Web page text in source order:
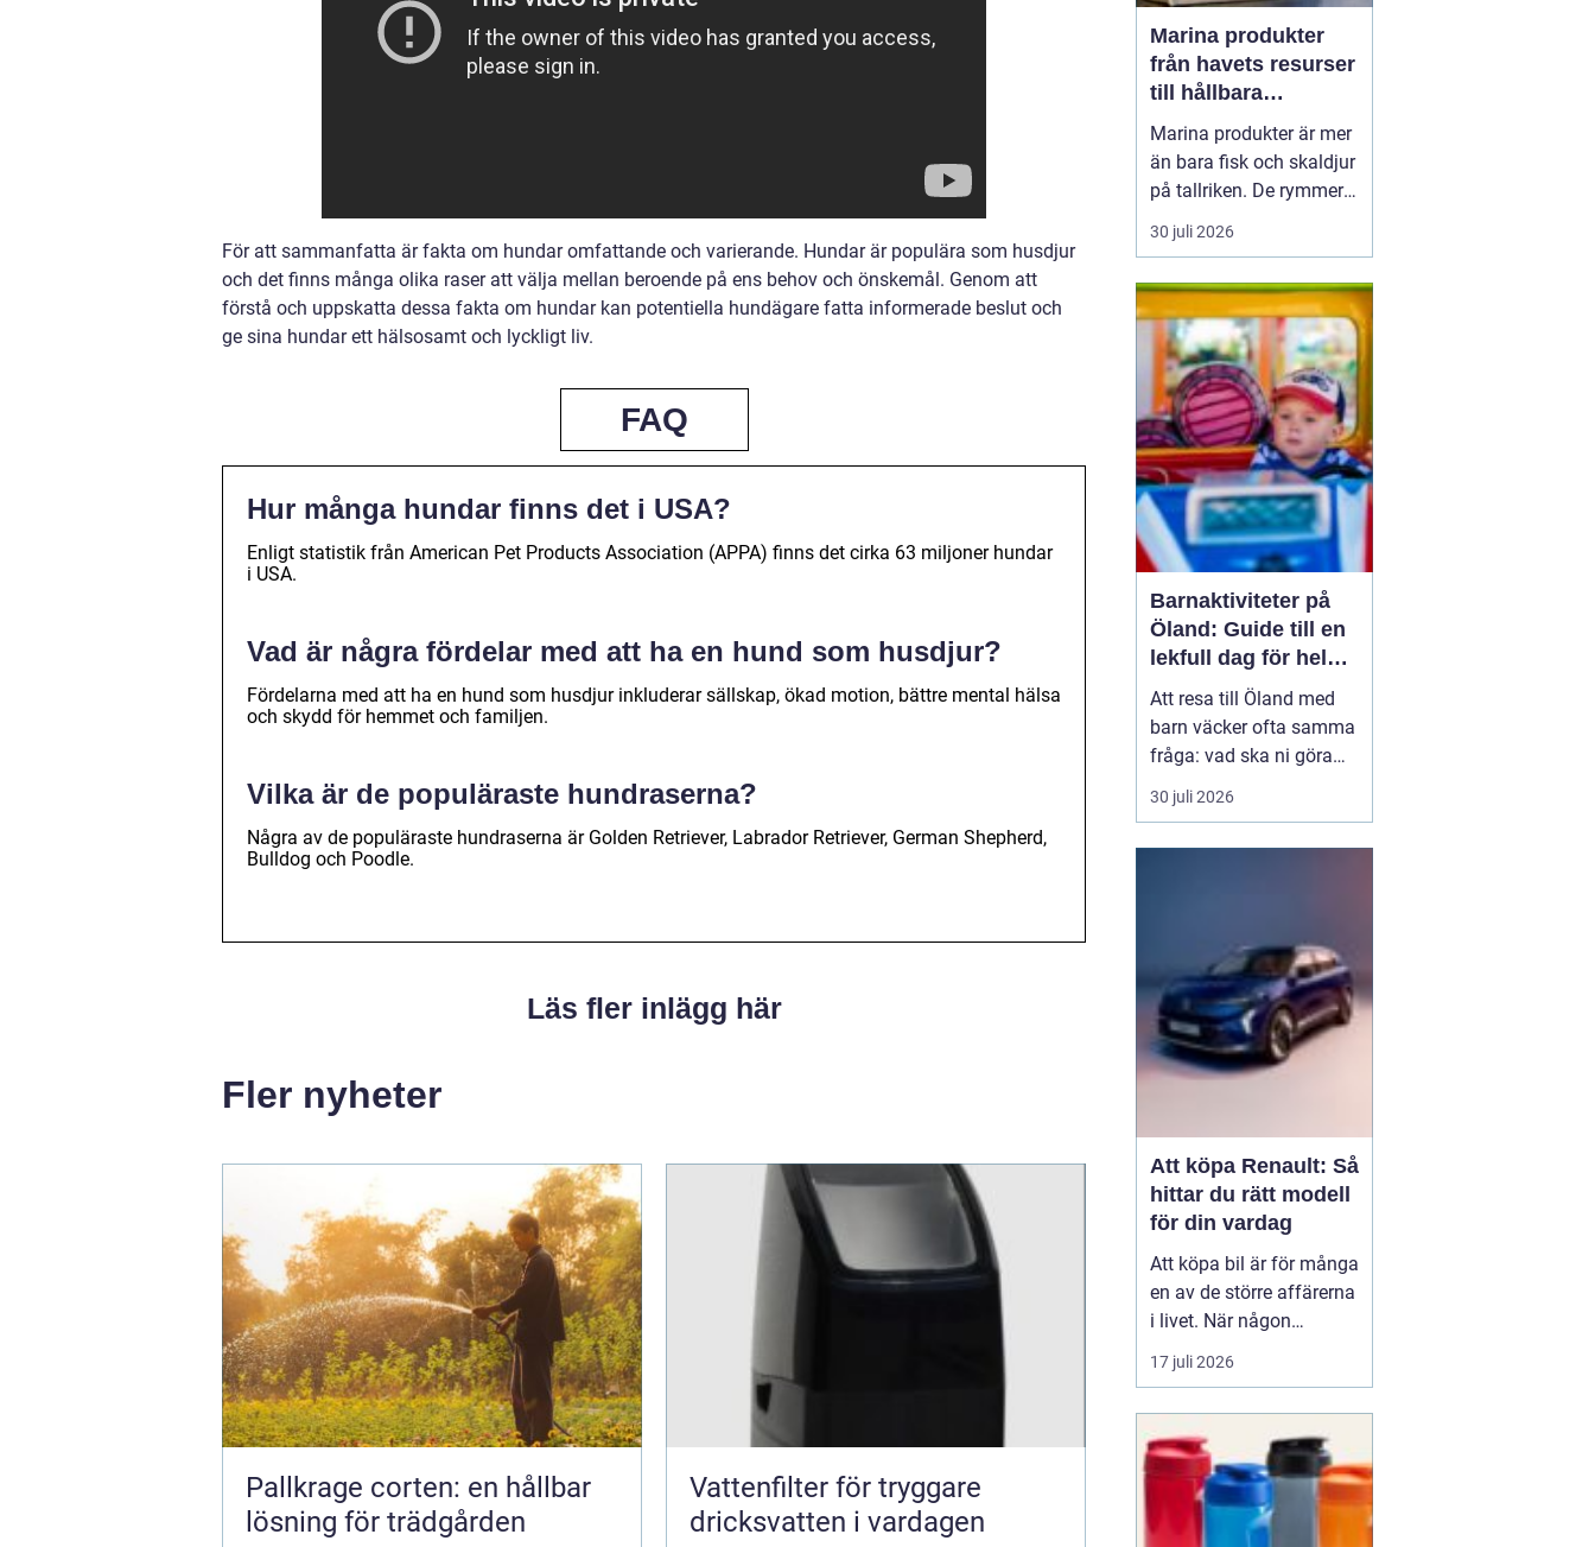
För att sammanfatta är fakta om hundar omfattande och varierande. Hundar är populära som husdjur
och det finns många olika raser att välja mellan beroende på ens behov och önskemål. Genom att
förstå och uppskatta dessa fakta om hundar kan potentiella hundägare fatta informerade beslut och
ge sina hundar ett hälsosamt och lyckligt liv.
FAQ
Hur många hundar finns det i USA?
Enligt statistik från American Pet Products Association (APPA) finns det cirka 63 miljoner hundar
i USA.
Vad är några fördelar med att ha en hund som husdjur?
Fördelarna med att ha en hund som husdjur inkluderar sällskap, ökad motion, bättre mental hälsa
och skydd för hemmet och familjen.
Vilka är de populäraste hundraserna?
Några av de populäraste hundraserna är Golden Retriever, Labrador Retriever, German Shepherd,
Bulldog och Poodle.
Läs fler inlägg här
Fler nyheter
Pallkrage corten: en hållbar
lösning för trädgården
Vattenfilter för tryggare
dricksvatten i vardagen
Marina produkter
från havets resurser
till hållbara
upplevelser
Marina produkter är mer
än bara fisk och skaldjur
på tallriken. De rymmer
allt från mat och hälsa
till friluftsliv, kultur och
områden spelar havet en
central roll för både
ekonomi och livskvalitet.
När fler söker sig mot
nat...
30 juli 2026
Barnaktiviteter på
Öland: Guide till en
lekfull dag för hela
familjen
Att resa till Öland med
barn väcker ofta samma
fråga: vad ska ni göra
för att alla ska trivas,
oavsett ålder och
30 juli 2026
Att köpa Renault: Så
hittar du rätt modell
för din vardag
Att köpa bil är för många
en av de större affärerna
i livet. När någon
funderar på att köpa
Renault Skåne
17 juli 2026